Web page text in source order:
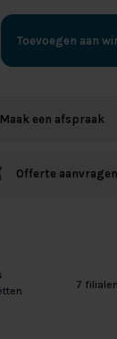
Toevoegen aan
Maak een afspraak
Offerte aanvragen
7